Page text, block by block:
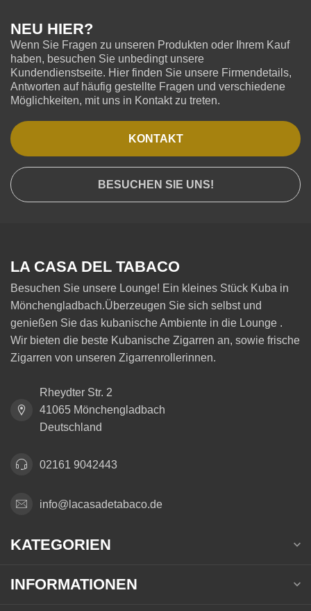
NEU HIER?
Wenn Sie Fragen zu unseren Produkten oder Ihrem Kauf
haben, besuchen Sie unbedingt unsere
Kundendienstseite. Hier finden Sie unsere Firmendetails,
Antworten auf häufig gestellte Fragen und verschiedene
Möglichkeiten, mit uns in Kontakt zu treten.
KONTAKT
BESUCHEN SIE UNS!
LA CASA DEL TABACO
Besuchen Sie unsere Lounge! Ein kleines Stück Kuba in
Mönchengladbach.Überzeugen Sie sich selbst und
genießen Sie das kubanische Ambiente in die Lounge .
Wir bieten die beste Kubanische Zigarren an, sowie frische
Zigarren von unseren Zigarrenrollerinnen.
Rheydter Str. 2
41065 Mönchengladbach
Deutschland
02161 9042443
info@lacasadetabaco.de
KATEGORIEN
INFORMATIONEN